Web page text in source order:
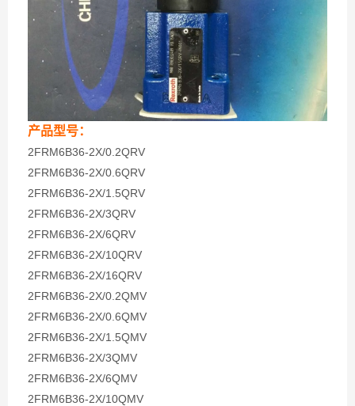
产品型号：
2FRM6B36-2X/0.2QRV
2FRM6B36-2X/0.6QRV
2FRM6B36-2X/1.5QRV
2FRM6B36-2X/3QRV
2FRM6B36-2X/6QRV
2FRM6B36-2X/10QRV
2FRM6B36-2X/16QRV
2FRM6B36-2X/0.2QMV
2FRM6B36-2X/0.6QMV
2FRM6B36-2X/1.5QMV
2FRM6B36-2X/3QMV
2FRM6B36-2X/6QMV
2FRM6B36-2X/10QMV